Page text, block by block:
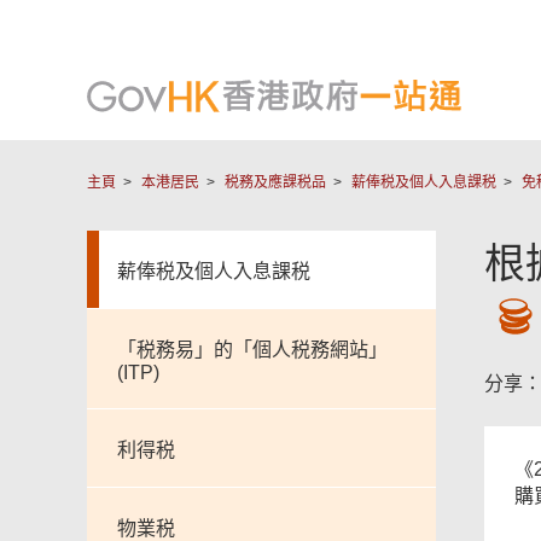
主頁 本港居民 税務及應課税品 薪俸税及個人入息課税 免
薪俸税及個人入息課税
「税務易」的「個人税務網站」
(ITP)
利得税
物業税
根
分享：
購